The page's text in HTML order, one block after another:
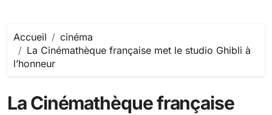
Accueil
cinéma
La Cinémathèque française met le studio Ghibli à
l’honneur
La Cinémathèque française